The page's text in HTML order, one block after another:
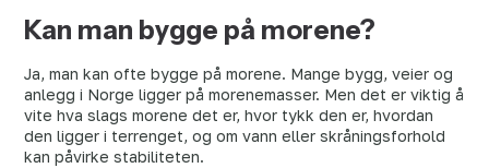
Kan man bygge på morene?
Ja, man kan ofte bygge på morene. Mange bygg, veier og
anlegg i Norge ligger på morenemasser. Men det er viktig å
vite hva slags morene det er, hvor tykk den er, hvordan
den ligger i terrenget, og om vann eller skråningsforhold
kan påvirke stabiliteten.